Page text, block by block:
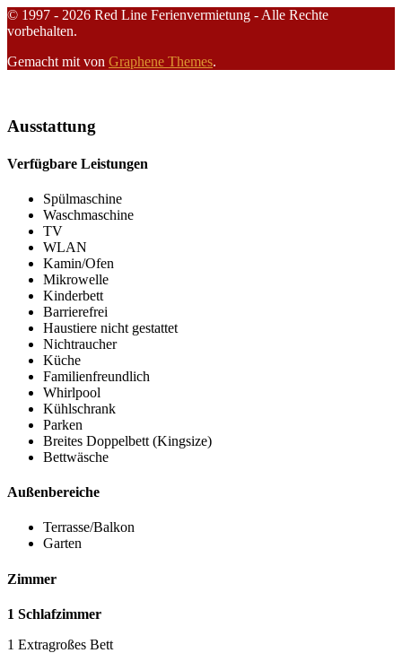
© 1997 - 2026 Red Line Ferienvermietung - Alle Rechte
vorbehalten.
Gemacht mit von Graphene Themes.
Ausstattung
Verfügbare Leistungen
Spülmaschine
Waschmaschine
TV
WLAN
Kamin/Ofen
Mikrowelle
Kinderbett
Barrierefrei
Haustiere nicht gestattet
Nichtraucher
Küche
Familienfreundlich
Whirlpool
Kühlschrank
Parken
Breites Doppelbett (Kingsize)
Bettwäsche
Außenbereiche
Terrasse/Balkon
Garten
Zimmer
1 Schlafzimmer
1 Extragroßes Bett